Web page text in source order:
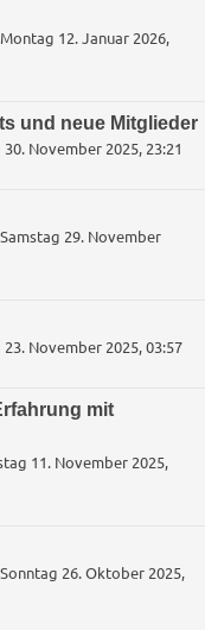
Montag 12. Januar 2026,
und neue Mitglieder
November 2025, 23:21
Samstag 29. November
November 2025, 03:57
mit
11. November 2025,
Sonntag 26. Oktober 2025,